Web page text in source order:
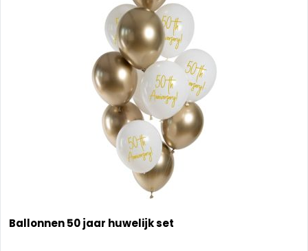
Ballonnen 50 jaar huwelijk set